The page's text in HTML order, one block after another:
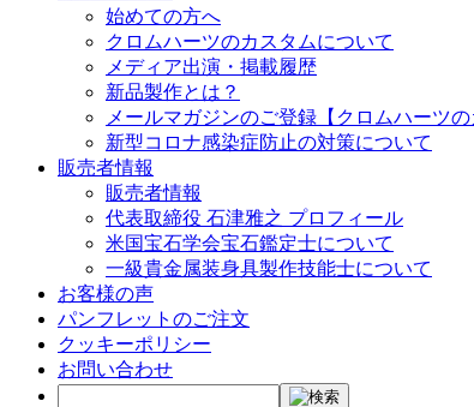
始めての方へ
クロムハーツのカスタムについて
メディア出演・掲載履歴
新品製作とは？
メールマガジンのご登録【クロムハーツの
新型コロナ感染症防止の対策について
販売者情報
販売者情報
代表取締役 石津雅之 プロフィール
米国宝石学会宝石鑑定士について
一級貴金属装身具製作技能士について
お客様の声
パンフレットのご注文
クッキーポリシー
お問い合わせ